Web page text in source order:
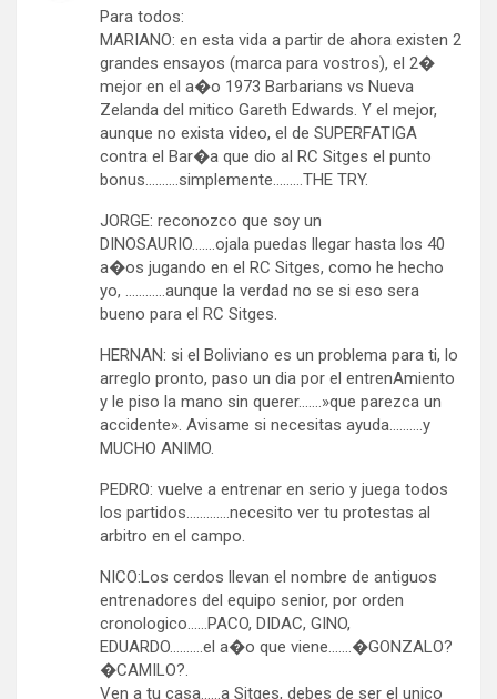
Para todos:
MARIANO: en esta vida a partir de ahora existen 2
grandes ensayos (marca para vostros), el 2�
mejor en el a�o 1973 Barbarians vs Nueva
Zelanda del mitico Gareth Edwards. Y el mejor,
aunque no exista video, el de SUPERFATIGA
contra el Bar�a que dio al RC Sitges el punto
bonus……….simplemente………THE TRY.
JORGE: reconozco que soy un
DINOSAURIO…….ojala puedas llegar hasta los 40
a�os jugando en el RC Sitges, como he hecho
yo, …………aunque la verdad no se si eso sera
bueno para el RC Sitges.
HERNAN: si el Boliviano es un problema para ti, lo
arreglo pronto, paso un dia por el entrenAmiento
y le piso la mano sin querer…….»que parezca un
accidente». Avisame si necesitas ayuda……….y
MUCHO ANIMO.
PEDRO: vuelve a entrenar en serio y juega todos
los partidos………….necesito ver tu protestas al
arbitro en el campo.
NICO:Los cerdos llevan el nombre de antiguos
entrenadores del equipo senior, por orden
cronologico……PACO, DIDAC, GINO,
EDUARDO……….el a�o que viene…….�GONZALO?
�CAMILO?.
Ven a tu casa……a Sitges, debes de ser el unico